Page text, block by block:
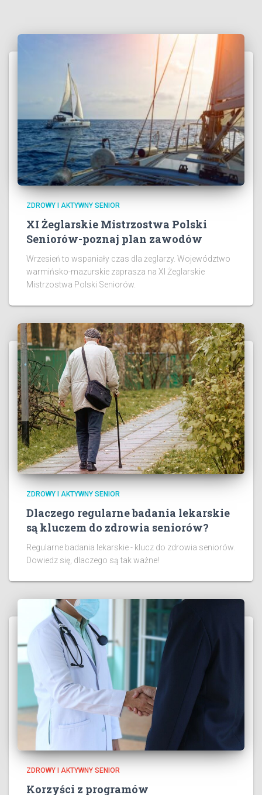
ZDROWY I AKTYWNY SENIOR
XI Żeglarskie Mistrzostwa Polski
Seniorów-poznaj plan zawodów
Wrzesień to wspaniały czas dla żeglarzy. Województwo
warmińsko-mazurskie zaprasza na XI Żeglarskie
Mistrzostwa Polski Seniorów.
ZDROWY I AKTYWNY SENIOR
Dlaczego regularne badania lekarskie
są kluczem do zdrowia seniorów?
Regularne badania lekarskie - klucz do zdrowia seniorów.
Dowiedz się, dlaczego są tak ważne!
ZDROWY I AKTYWNY SENIOR
Korzyści z programów